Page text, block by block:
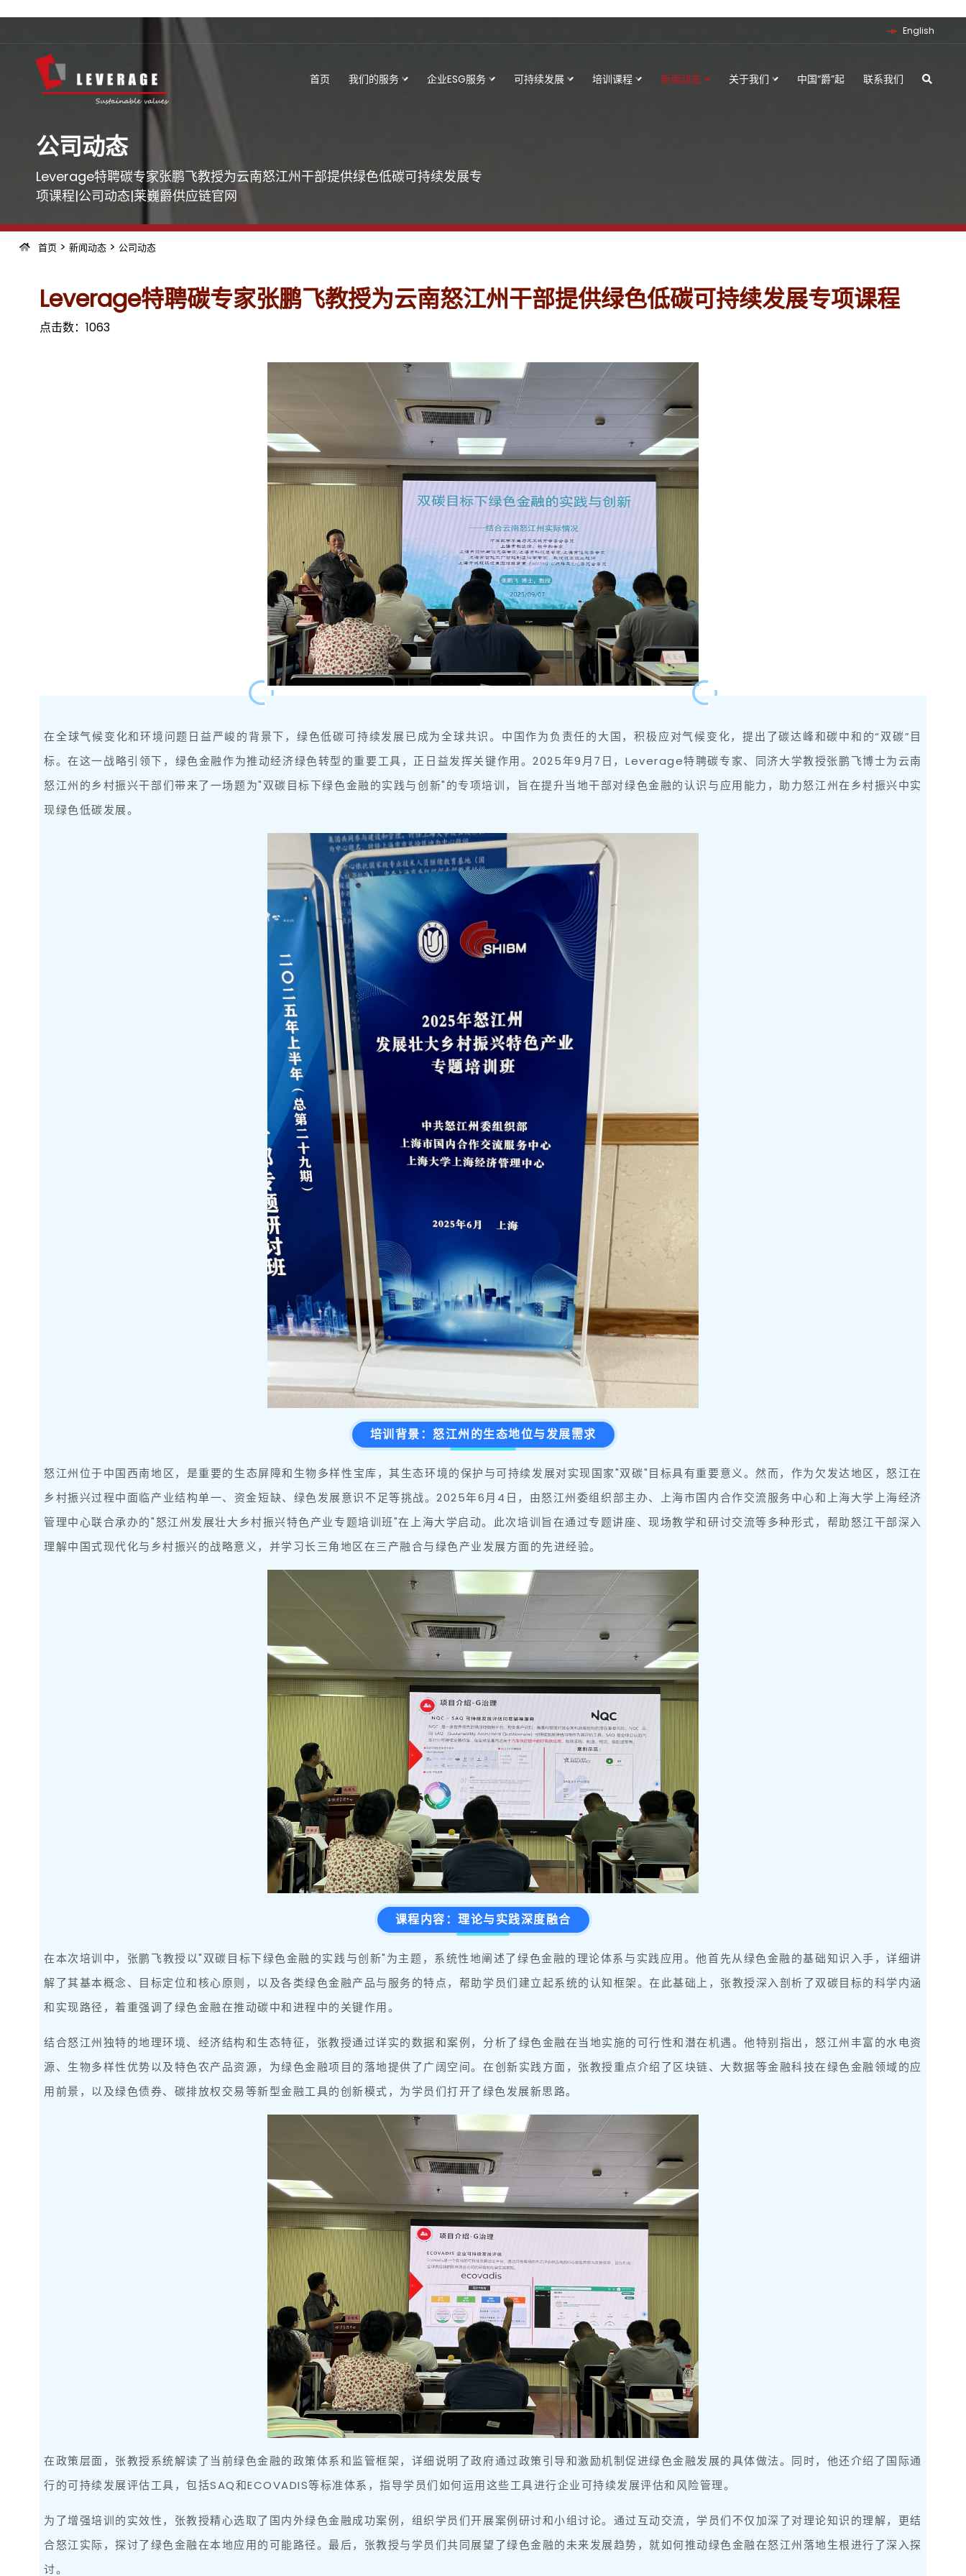
English
首页 我们的服务 企业ESG服务 可持续发展 培训课程 新闻动态 关于我们 中国“爵”起 联系我们
公司动态
Leverage特聘碳专家张鹏飞教授为云南怒江州干部提供绿色低碳可持续发展专
项课程|公司动态|莱巍爵供应链官网
首页> 新闻动态> 公司动态
Leverage特聘碳专家张鹏飞教授为云南怒江州干部提供绿色低碳可持续发展专项课程
点击数： 1063
在全球气候变化和环境问题日益严峻的背景下，绿色低碳可持续发展已成为全球共识。中国作为负责任的大国，积极应对气候变化，提出了碳达峰和碳中和的“双碳”目
标。在这一战略引领下，绿色金融作为推动经济绿色转型的重要工具，正日益发挥关键作用。2025年9月7日，Leverage特聘碳专家、同济大学教授张鹏飞博士为云南
怒江州的乡村振兴干部们带来了一场题为"双碳目标下绿色金融的实践与创新"的专项培训，旨在提升当地干部对绿色金融的认识与应用能力，助力怒江州在乡村振兴中实
现绿色低碳发展。
培训背景：怒江州的生态地位与发展需求
怒江州位于中国西南地区，是重要的生态屏障和生物多样性宝库，其生态环境的保护与可持续发展对实现国家"双碳"目标具有重要意义。然而，作为欠发达地区，怒江在
乡村振兴过程中面临产业结构单一、资金短缺、绿色发展意识不足等挑战。2025年6月4日，由怒江州委组织部主办、上海市国内合作交流服务中心和上海大学上海经济
管理中心联合承办的"怒江州发展壮大乡村振兴特色产业专题培训班"在上海大学启动。此次培训旨在通过专题讲座、现场教学和研讨交流等多种形式，帮助怒江干部深入
理解中国式现代化与乡村振兴的战略意义，并学习长三角地区在三产融合与绿色产业发展方面的先进经验。
课程内容：理论与实践深度融合
在本次培训中，张鹏飞教授以"双碳目标下绿色金融的实践与创新"为主题，系统性地阐述了绿色金融的理论体系与实践应用。他首先从绿色金融的基础知识入手，详细讲
解了其基本概念、目标定位和核心原则，以及各类绿色金融产品与服务的特点，帮助学员们建立起系统的认知框架。在此基础上，张教授深入剖析了双碳目标的科学内涵
和实现路径，着重强调了绿色金融在推动碳中和进程中的关键作用。
结合怒江州独特的地理环境、经济结构和生态特征，张教授通过详实的数据和案例，分析了绿色金融在当地实施的可行性和潜在机遇。他特别指出，怒江州丰富的水电资
源、生物多样性优势以及特色农产品资源，为绿色金融项目的落地提供了广阔空间。在创新实践方面，张教授重点介绍了区块链、大数据等金融科技在绿色金融领域的应
用前景，以及绿色债券、碳排放权交易等新型金融工具的创新模式，为学员们打开了绿色发展新思路。
在政策层面，张教授系统解读了当前绿色金融的政策体系和监管框架，详细说明了政府通过政策引导和激励机制促进绿色金融发展的具体做法。同时，他还介绍了国际通
行的可持续发展评估工具，包括SAQ和ECOVADIS等标准体系，指导学员们如何运用这些工具进行企业可持续发展评估和风险管理。
为了增强培训的实效性，张教授精心选取了国内外绿色金融成功案例，组织学员们开展案例研讨和小组讨论。通过互动交流，学员们不仅加深了对理论知识的理解，更结
合怒江实际，探讨了绿色金融在本地应用的可能路径。最后，张教授与学员们共同展望了绿色金融的未来发展趋势，就如何推动绿色金融在怒江州落地生根进行了深入探
讨。